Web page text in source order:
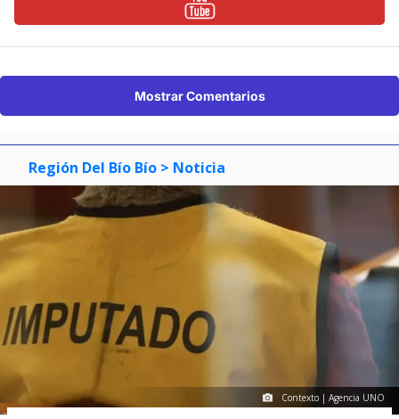
Mostrar Comentarios
Región Del Bío Bío > Noticia
Contexto | Agencia UNO